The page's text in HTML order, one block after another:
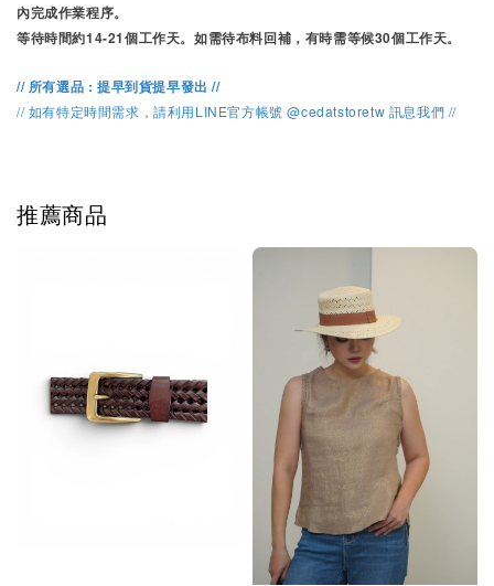
內完成作業程序。
等待時間約14-21個工作天。如需待布料回補，有時需等候30個工作天。
// 所有選品 : 提早到貨提早發出 //
// 如有特定時間需求，請利用LINE官方帳號 @cedatstoretw 訊息我們 //
推薦商品